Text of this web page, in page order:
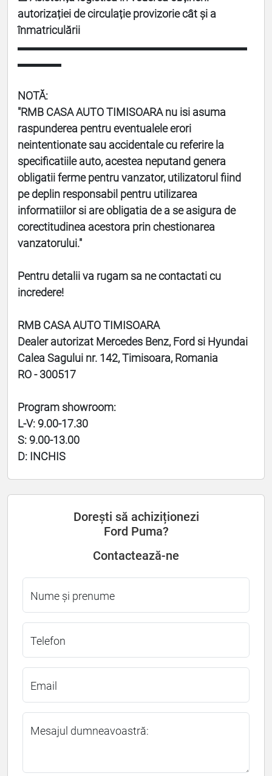
autorizației de circulație provizorie cât și a
înmatriculării
▬▬▬▬▬▬▬▬▬▬▬▬▬▬▬▬▬▬▬▬▬
▬▬▬▬
NOTĂ:
"RMB CASA AUTO TIMISOARAnu isi asuma
raspunderea pentru eventualele erori
neintentionate sau accidentale cu referire la
specificatiile auto, acestea neputand genera
obligatii ferme pentru vanzator, utilizatorul fiind
pe deplin responsabil pentru utilizarea
informatiilor si are obligatia de a se asigura de
corectitudinea acestora prin chestionarea
vanzatorului."
Pentru detalii va rugam sa ne contactati cu
incredere!
RMB CASA AUTO TIMISOARA
Dealer autorizat Mercedes Benz, Ford si Hyundai
Calea Sagului nr. 142, Timisoara, Romania
RO - 300517
Program showroom:
L-V: 9.00-17.30
S: 9.00-13.00
D: INCHIS
Dorești să achiziționezi
Ford Puma?
Contactează-ne
Nume și prenume
Telefon
Email
Mesajul dumneavoastră: